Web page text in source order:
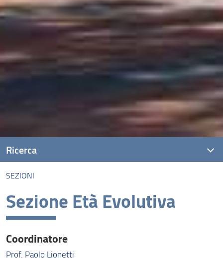
SEZIONI
Sezione Età Evolutiva
Coordinatore
Prof. Paolo Lionetti
Ricerca
Contributi alla ricerca
Laboratori
Sezioni
Centri